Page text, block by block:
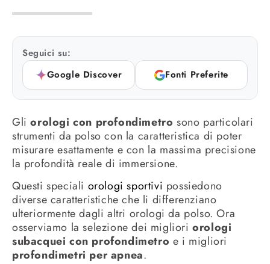
Seguici su:
Google Discover
Fonti Preferite
Gliorologi con profondimetro sono particolari
strumenti da polso con la caratteristica di poter
misurare esattamente e con la massima precisione
la profondità reale di immersione.
Questi speciali orologi sportivi possiedono
diverse caratteristiche che li differenziano
ulteriormente dagli altri orologi da polso. Ora
osserviamo la selezione dei miglioriorologi
subacquei con profondimetro e i migliori
profondimetri per apnea.